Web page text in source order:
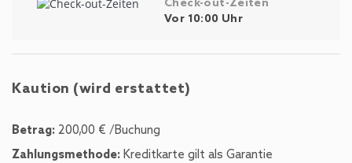
Check-out-Zeiten
Vor 10:00 Uhr
Kaution (wird erstattet)
Betrag: 200,00 € /Buchung
Zahlungsmethode: Kreditkarte gilt als Garantie